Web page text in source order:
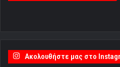
Ακολουθήστε μας στο